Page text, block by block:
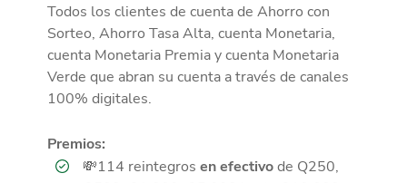
Todos los clientes de cuenta de Ahorro con
Sorteo, Ahorro Tasa Alta, cuenta Monetaria,
cuenta Monetaria Premia y cuenta Monetaria
Verde que abran su cuenta a través de canales
100% digitales.
Premios:
💸114 reintegros en efectivode Q250,